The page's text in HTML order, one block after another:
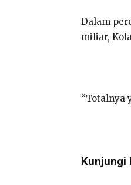
Dalam
miliar,
“Totalnya
Kunjungi